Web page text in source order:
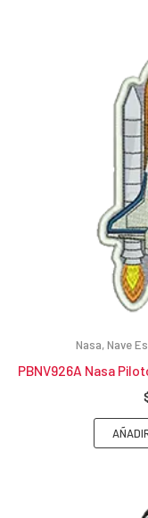
Nasa, Nave
PBNV926A Nasa